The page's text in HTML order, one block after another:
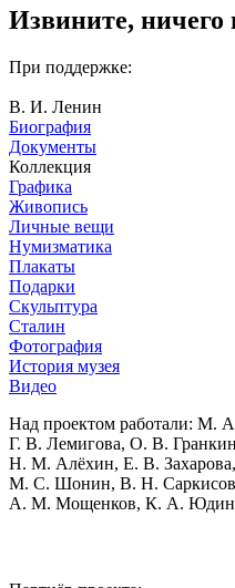
Извините, ничего
При поддержке:
В. И. Ленин
Биография
Документы
Коллекция
Графика
Живопись
Личные вещи
Нумизматика
Плакаты
Подарки
Скульптура
Сталин
Фотография
История музея
Видео
Над проектом работали: М.
Г. В. Лемигова, О. В.
Н. М. Алёхин, Е. В.
М. С. Шонин, В. Н.
А. М. Мощенков, К. А.